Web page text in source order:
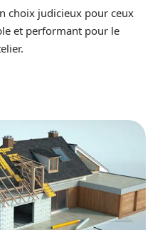
choix judicieux pour ceux
et performant pour le